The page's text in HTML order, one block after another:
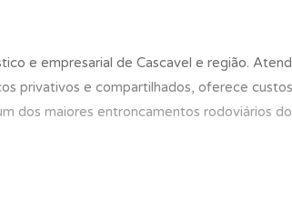
e empresarial de Cascavel e região.
privativos e compartilhados, oferece
dos maiores entroncamentos rodoviários do